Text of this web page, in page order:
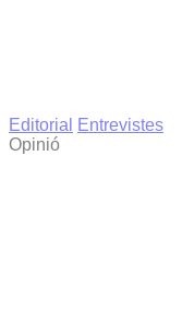
Editorial
Entrevistes
Opinió